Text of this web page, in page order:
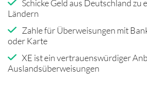
Schicke Geld aus Deutschland zu
Ländern
Zahle für Überweisungen mit
oder Karte
XE ist ein vertrauenswürdiger
Auslandsüberweisungen